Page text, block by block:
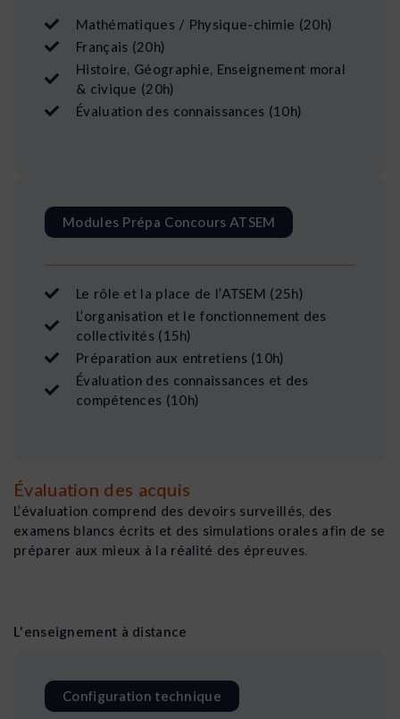
Mathématiques / Physique-chimie (20h)
Français (20h)
Histoire, Géographie, Enseignement moral
& civique (20h)
Évaluation des connaissances (10h)
Modules Prépa Concours ATSEM
Le rôle et la place de l’ATSEM (25h)
L’organisation et le fonctionnement des
collectivités (15h)
Préparation aux entretiens (10h)
Évaluation des connaissances et des
compétences (10h)
Évaluation des acquis
L’évaluation comprend des devoirs surveillés, des
examens blancs écrits et des simulations orales afin de se
préparer aux mieux à la réalité des épreuves.
L'enseignement à distance
Configuration technique